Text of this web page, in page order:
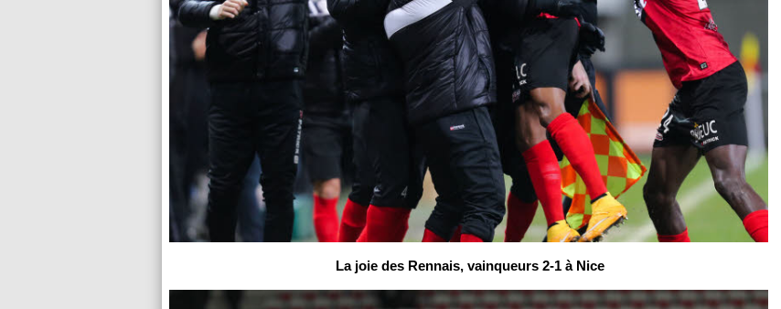
La joie des Rennais, vainqueurs 2-1 à Nice